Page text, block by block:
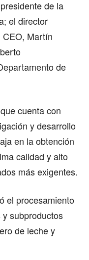
de la
el director
CEO, Martín
de
cuenta con
y desarrollo
en la obtención
calidad y alto
más exigentes.
el procesamiento
subproductos
de leche y